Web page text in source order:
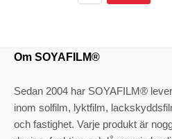
Om SOYAFILM®
Sedan 2004 har SOYAFILM®
inom solfilm, lyktfilm,
och fastighet. Varje produkt är